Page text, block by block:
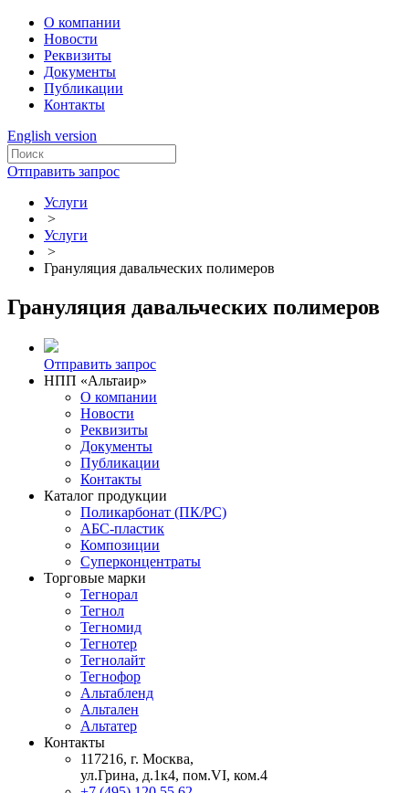
О компании
Новости
Реквизиты
Документы
Публикации
Контакты
English version
Отправить запрос
Услуги
>
Услуги
>
Грануляция давальческих полимеров
Грануляция давальческих полимеров
Отправить запрос
НПП «Альтаир»
О компании
Новости
Реквизиты
Документы
Публикации
Контакты
Каталог продукции
Поликарбонат (ПК/PC)
АБС-пластик
Композиции
Суперконцентраты
Торговые марки
Тегнорал
Тегнол
Тегномид
Тегнотер
Тегнолайт
Тегнофор
Альтабленд
Альтален
Альтатер
Контакты
117216, г. Москва,
ул.Грина, д.1к4, пом.VI, ком.4